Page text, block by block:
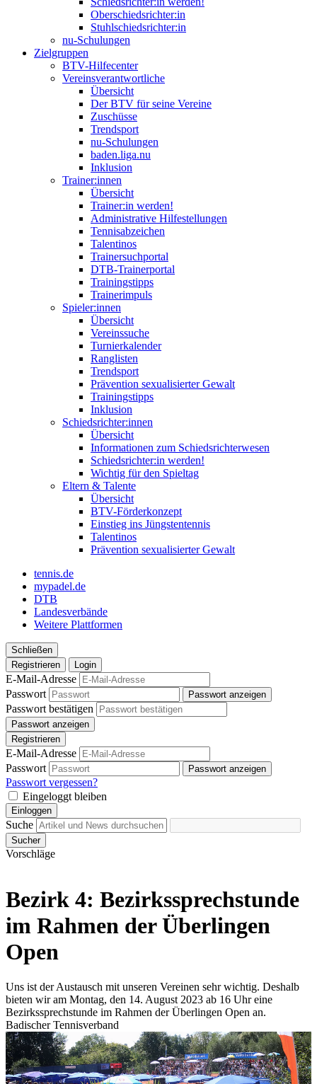
Oberschiedsrichter:in
Stuhlschiedsrichter:in
nu-Schulungen
Zielgruppen
BTV-Hilfecenter
Vereinsverantwortliche
Übersicht
Der BTV für seine Vereine
Zuschüsse
Trendsport
nu-Schulungen
baden.liga.nu
Inklusion
Trainer:innen
Übersicht
Trainer:in werden!
Administrative Hilfestellungen
Tennisabzeichen
Talentinos
Trainersuchportal
DTB-Trainerportal
Trainingstipps
Trainerimpuls
Spieler:innen
Übersicht
Vereinssuche
Turnierkalender
Ranglisten
Trendsport
Prävention sexualisierter Gewalt
Trainingstipps
Inklusion
Schiedsrichter:innen
Übersicht
Informationen zum Schiedsrichterwesen
Schiedsrichter:in werden!
Wichtig für den Spieltag
Eltern & Talente
Übersicht
BTV-Förderkonzept
Einstieg ins Jüngstentennis
Talentinos
Prävention sexualisierter Gewalt
tennis.de
mypadel.de
DTB
Landesverbände
Weitere Plattformen
Schließen
Registrieren
Login
E-Mail-Adresse
Passwort
Passwort anzeigen
Passwort bestätigen
Passwort anzeigen
Registrieren
E-Mail-Adresse
Passwort
Passwort anzeigen
Passwort vergessen?
Eingeloggt bleiben
Einloggen
Suche
Sucher
Vorschläge
Bezirk 4: Bezirkssprechstunde
im Rahmen der Überlingen
Open
Uns ist der Austausch mit unseren Vereinen sehr wichtig. Deshalb
bieten wir am Montag, den 14. August 2023 ab 16 Uhr eine
Bezirkssprechstunde im Rahmen der Überlingen Open an.
Badischer Tennisverband